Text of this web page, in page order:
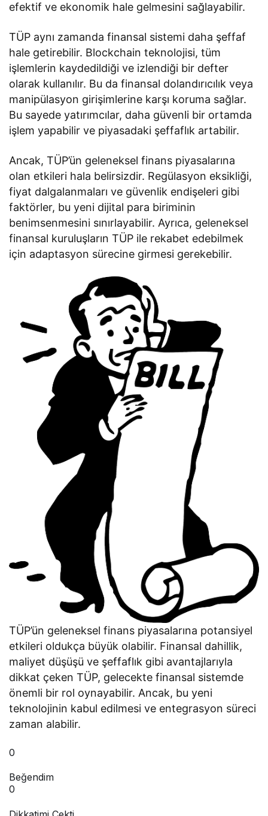
efektif ve ekonomik hale gelmesini sağlayabilir.
TÜP aynı zamanda finansal sistemi daha şeffaf
hale getirebilir. Blockchain teknolojisi, tüm
işlemlerin kaydedildiği ve izlendiği bir defter
olarak kullanılır. Bu da finansal dolandırıcılık veya
manipülasyon girişimlerine karşı koruma sağlar.
Bu sayede yatırımcılar, daha güvenli bir ortamda
işlem yapabilir ve piyasadaki şeffaflık artabilir.
Ancak, TÜP’ün geleneksel finans piyasalarına
olan etkileri hala belirsizdir. Regülasyon eksikliği,
fiyat dalgalanmaları ve güvenlik endişeleri gibi
faktörler, bu yeni dijital para biriminin
benimsenmesini sınırlayabilir. Ayrıca, geleneksel
finansal kuruluşların TÜP ile rekabet edebilmek
için adaptasyon sürecine girmesi gerekebilir.
TÜP’ün geleneksel finans piyasalarına potansiyel
etkileri oldukça büyük olabilir. Finansal dahillik,
maliyet düşüşü ve şeffaflık gibi avantajlarıyla
dikkat çeken TÜP, gelecekte finansal sistemde
önemli bir rol oynayabilir. Ancak, bu yeni
teknolojinin kabul edilmesi ve entegrasyon süreci
zaman alabilir.
0
Beğendim
0